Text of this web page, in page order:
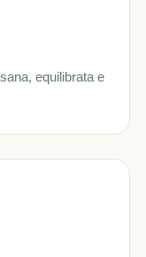
equilibrata e